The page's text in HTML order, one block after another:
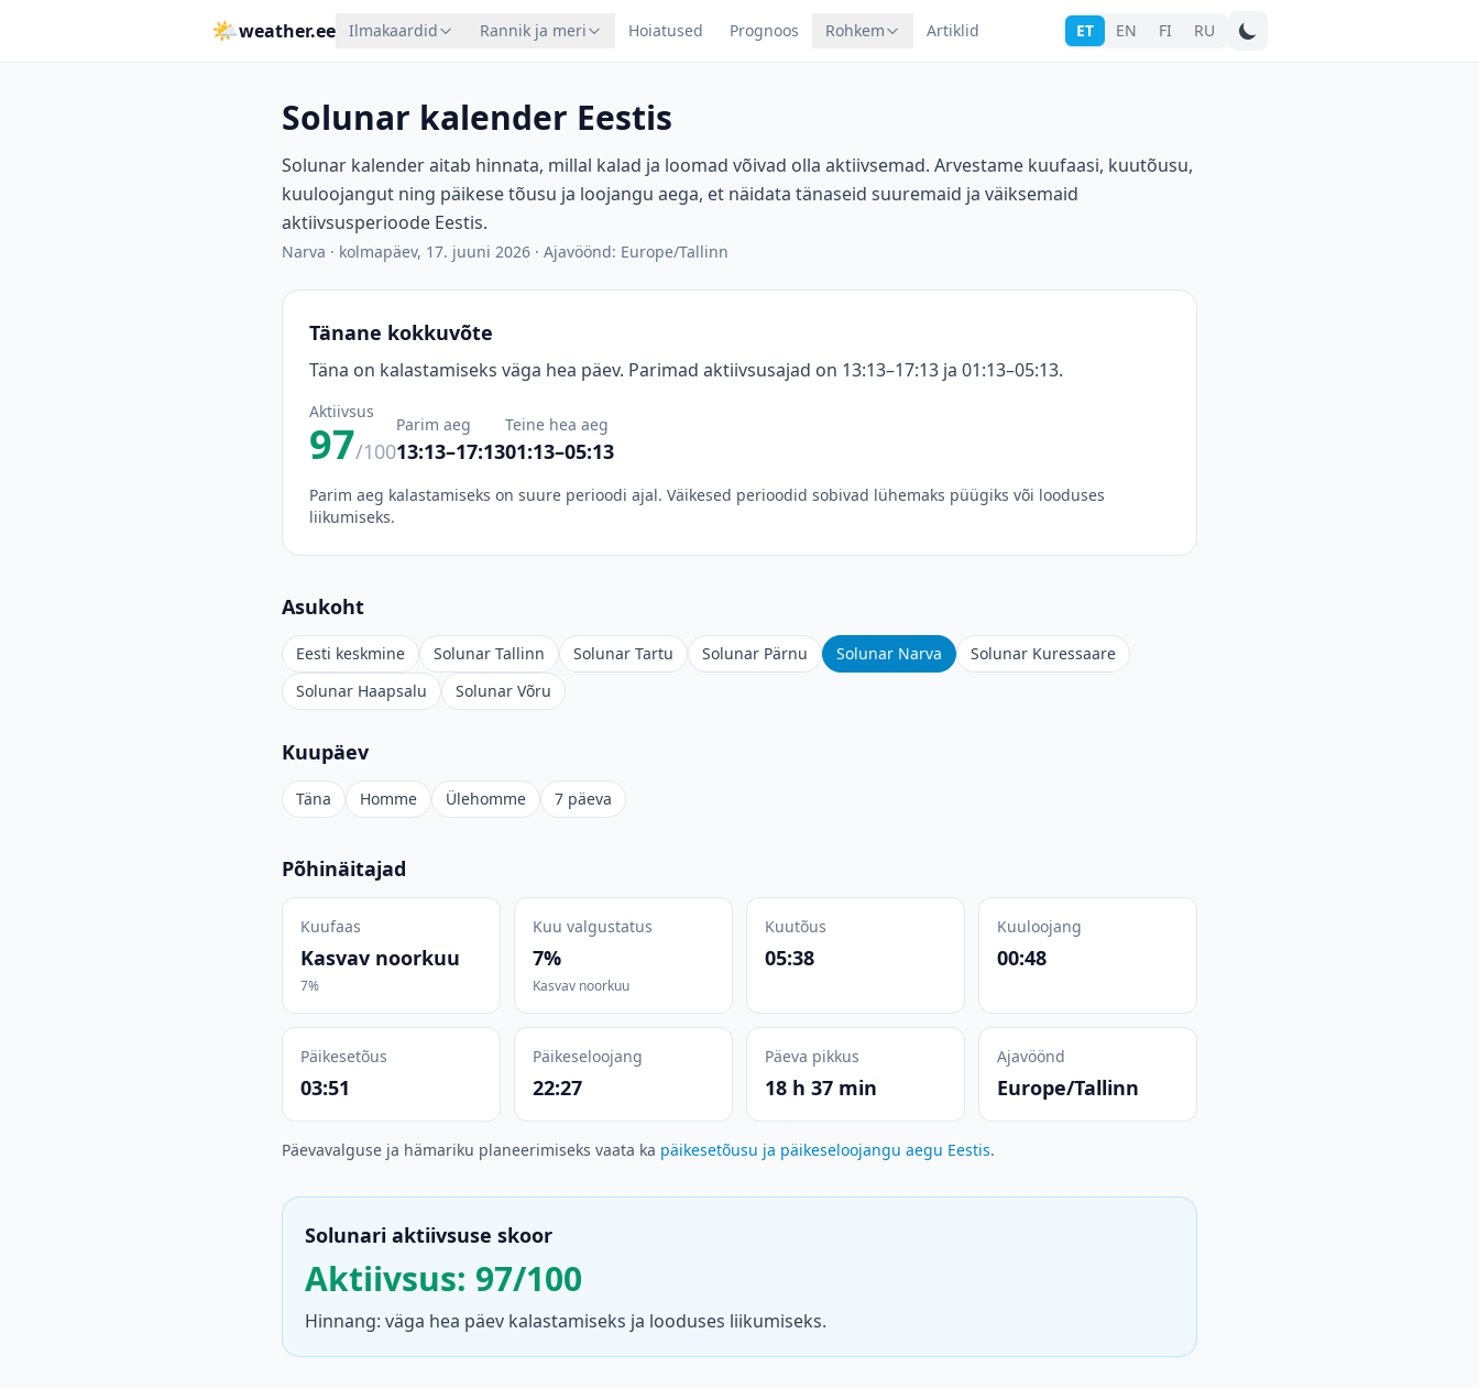
🌤weather.ee Ilmakaardid Rannik ja meri Hoiatused Prognoos Rohkem Artiklid Otsi linna
ET EN FI RU
Solunar kalender Eestis
Solunar kalender aitab hinnata, millal kalad ja loomad võivad olla aktiivsemad. Arvestame kuufaasi, kuutõusu,
kuuloojangut ning päikese tõusu ja loojangu aega, et näidata tänaseid suuremaid ja väiksemaid
aktiivsusperioode Eestis.
Narva · kolmapäev, 17. juuni 2026 · Ajavöönd: Europe/Tallinn
Tänane kokkuvõte
Täna on kalastamiseks väga hea päev. Parimad aktiivsusajad on 13:13–17:13 ja 01:13–05:13.
Aktiivsus
97/100
Parim aeg
13:13–17:13
Teine hea aeg
01:13–05:13
Parim aeg kalastamiseks on suure perioodi ajal. Väikesed perioodid sobivad lühemaks püügiks või looduses
liikumiseks.
Asukoht
Eesti keskmine Solunar Tallinn Solunar Tartu Solunar Pärnu Solunar Narva
Solunar Kuressaare
Solunar Haapsalu
Solunar Võru
Kuupäev
Täna Homme Ülehomme 7 päeva
Põhinäitajad
Kuufaas
Kasvav noorkuu
7%
Kuu valgustatus
7%
Kasvav noorkuu
Kuutõus
05:38
Kuuloojang
00:48
Päikesetõus
03:51
Päikeseloojang
22:27
Päeva pikkus
18 h 37 min
Ajavöönd
Europe/Tallinn
Päevavalguse ja hämariku planeerimiseks vaata ka päikesetõusu ja päikeseloojangu aegu Eestis.
Solunari aktiivsuse skoor
Aktiivsus: 97/100
Hinnang: väga hea päev kalastamiseks ja looduses liikumiseks.